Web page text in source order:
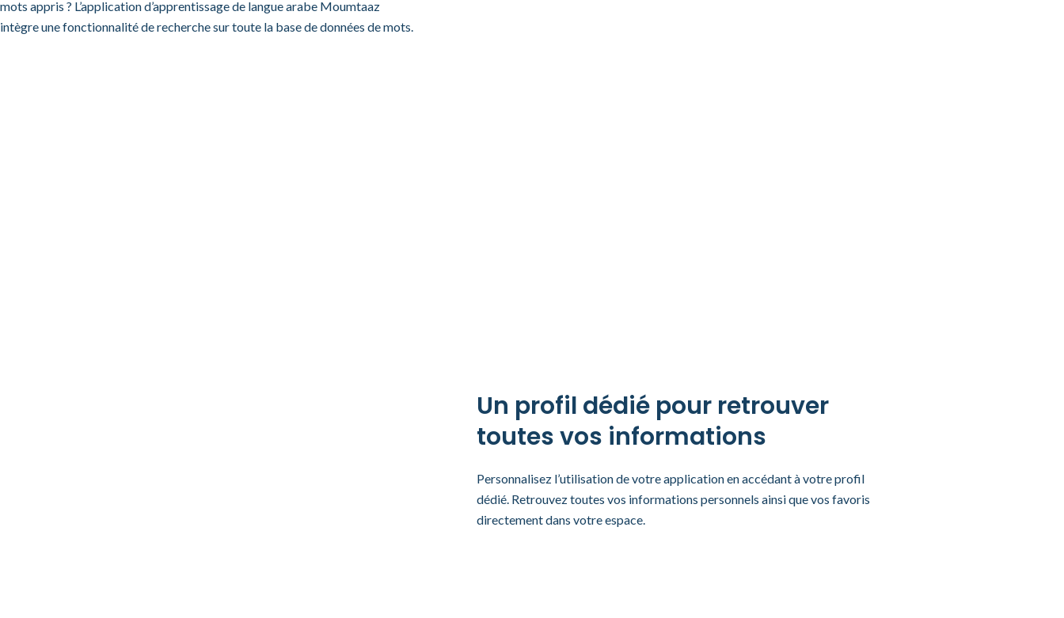
mots appris ? L’application d’apprentissage de langue arabe Moumtaaz
intègre une fonctionnalité de recherche sur toute la base de données de mots.
Un profil dédié pour retrouver
toutes vos informations
Personnalisez l’utilisation de votre application en accédant à votre profil
dédié. Retrouvez toutes vos informations personnels ainsi que vos favoris
directement dans votre espace.